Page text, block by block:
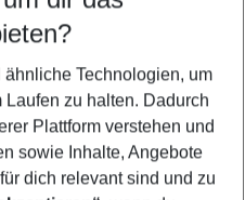
Technologien, um
zu halten. Dadurch
Plattform verstehen und
sowie Inhalte, Angebote
dich relevant sind und zu